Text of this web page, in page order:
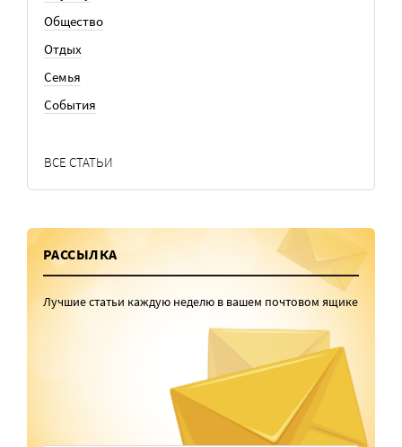
Общество
Отдых
Семья
События
ВСЕ СТАТЬИ
РАССЫЛКА
Лучшие статьи каждую неделю в вашем почтовом ящике